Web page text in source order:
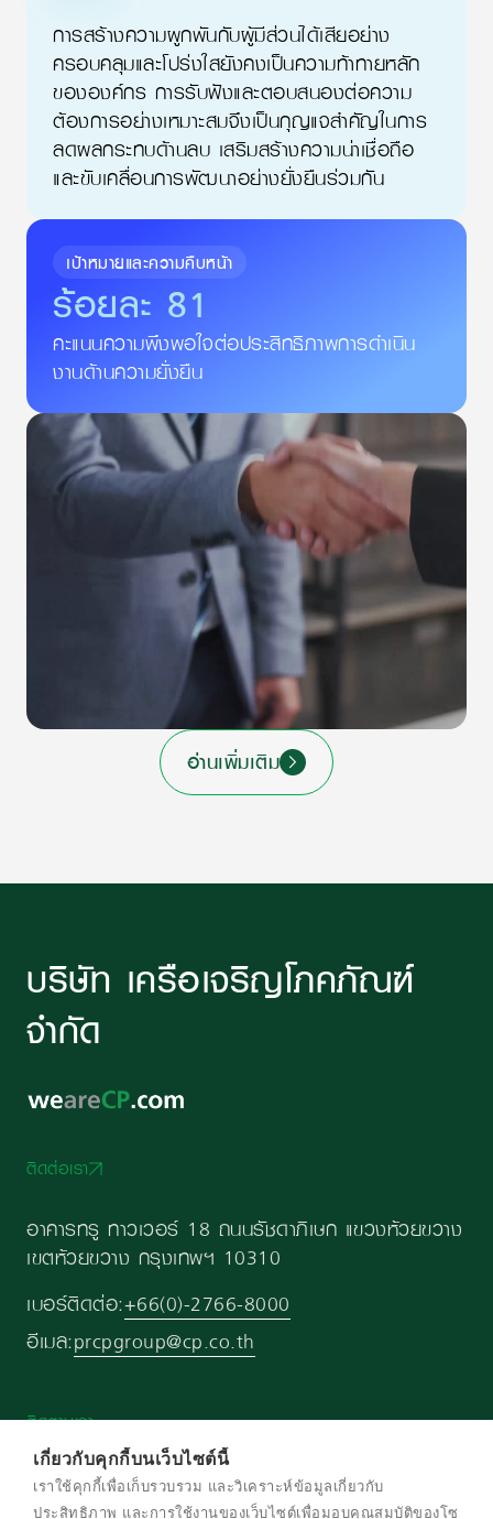
เกี่ยวกับคุกกี้บนเว็บไซต์นี้
เราใช้คุกกี้เพื่อเก็บรวบรวม และวิเคราะห์ข้อมูลเกี่ยวกับ
ประสิทธิภาพ และการใช้งานของเว็บไซต์เพื่อมอบคุณสมบัติของโซ
การสร้างความผูกพันกับผู้มีส่วนได้เสียอย่าง
ครอบคลุมและโปร่งใสยังคงเป็นความท้าทายหลัก
ขององค์กร การรับฟังและตอบสนองต่อความ
ต้องการอย่างเหมาะสมจึงเป็นกุญแจสำคัญในการ
ลดผลกระทบด้านลบ เสริมสร้างความน่าเชื่อถือ
และขับเคลื่อนการพัฒนาอย่างยั่งยืนร่วมกัน
เป้าหมายและความคืบหน้า
ร้อยละ 81
คะแนนความพึงพอใจต่อประสิทธิภาพการดำเนิน
งานด้านความยั่งยืน
อ่านเพิ่มเติม
บริษัท เครือเจริญโภคภัณฑ์
จำกัด
ติดต่อเรา
อาคารทรู ทาวเวอร์ 18 ถนนรัชดาภิเษก แขวงห้วยขวาง
เขตห้วยขวาง กรุงเทพฯ 10310
เบอร์ติดต่อ:+66(0)-2766-8000
อีเมล:prcpgroup@cp.co.th
ติดตามเรา